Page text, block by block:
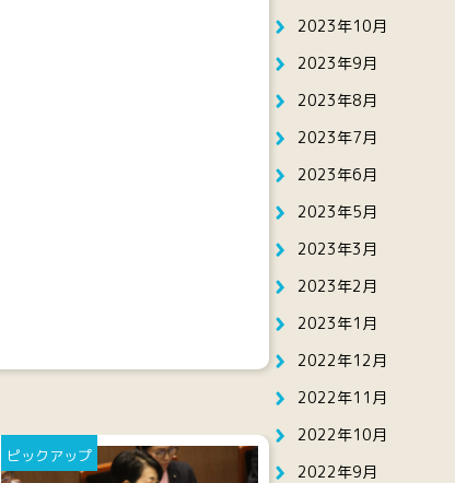
ピックアップ
2023年10月
2023年9月
2023年8月
2023年7月
2023年6月
2023年5月
2023年3月
2023年2月
2023年1月
2022年12月
2022年11月
2022年10月
2022年9月